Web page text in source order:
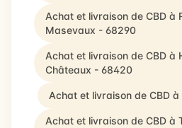
Achat et livraison de CBD à
Masevaux - 68290
Achat et livraison de CBD à
Châteaux - 68420
Achat et livraison de CBD
Achat et livraison de CBD à